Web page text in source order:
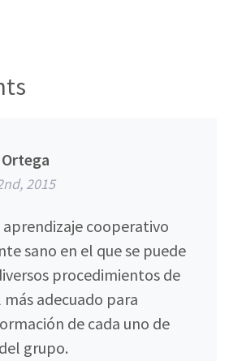
2015
aprendizaje cooperativo
sano en el que se puede
procedimientos de
adecuado para
de cada uno de
grupo.